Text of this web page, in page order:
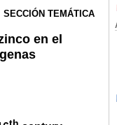
SECCIÓN TEMÁTICA
en el